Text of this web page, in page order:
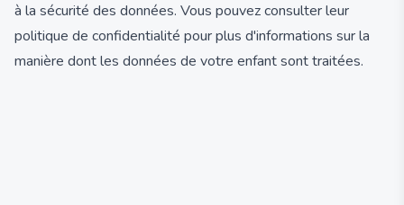
à la sécurité des données. Vous pouvez consulter leur
politique de confidentialité pour plus d'informations sur la
manière dont les données de votre enfant sont traitées.